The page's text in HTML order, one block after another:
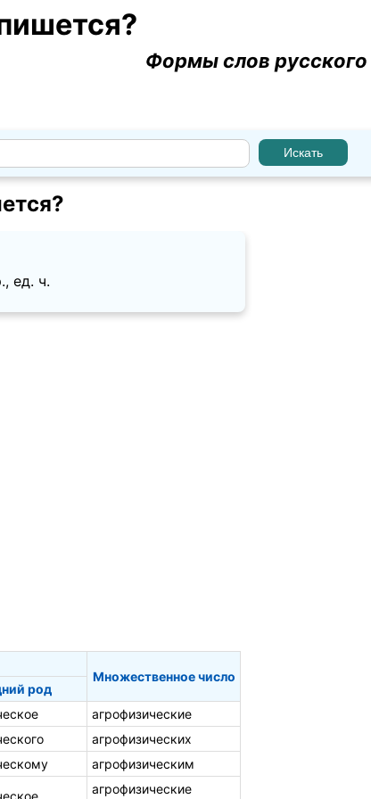
Формы слов русского
ед. ч.
Множественное число
род
агрофизические
агрофизических
агрофизическим
агрофизические